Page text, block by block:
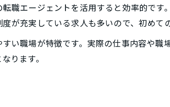
が魅力の保険求人を柏市で知る
由な保険 求人アルバイトの選び方
が可能な保険 求人の見分け方
歓迎の保険 求人で収入アップ
職エージェントを活用すると効率的です
が充実している求人も多いので、初めて
い職場が特徴です。実際の仕事内容や職
ります。